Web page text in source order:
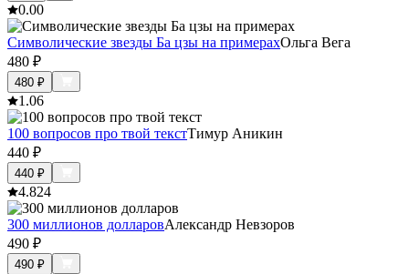
0.00
Символические звезды Ба цзы на примерахОльга Вега
480 ₽
480 ₽
1.06
100 вопросов про твой текстТимур Аникин
440 ₽
440 ₽
4.824
300 миллионов долларовАлександр Невзоров
490 ₽
490 ₽